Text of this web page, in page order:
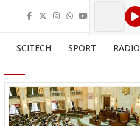
SCITECH SPORT RADIO